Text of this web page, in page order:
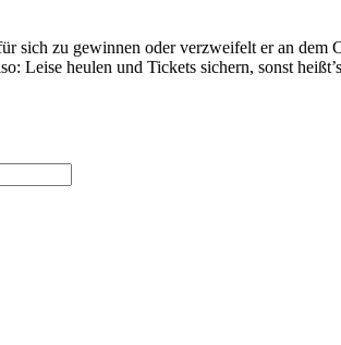
sich zu gewinnen oder verzweifelt er an dem
Leise heulen und Tickets sichern, sonst